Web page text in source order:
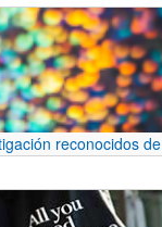
reconocidos